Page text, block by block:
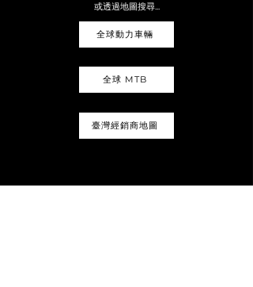
或透過地圖搜尋...
全球動力車輛
全球 MTB
臺灣經銷商地圖